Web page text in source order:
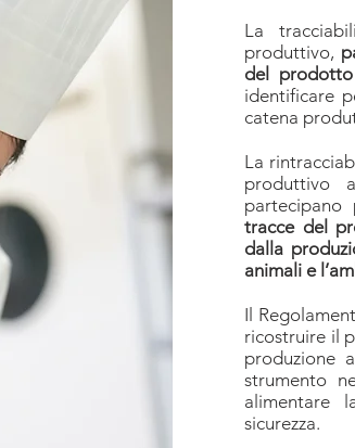
La
produttivo,
del
identificare
catena
La
produttivo
tracce del
dalla
animali e
Il
ricostruire il
produzione
strumento
alimentare
sicurezza.